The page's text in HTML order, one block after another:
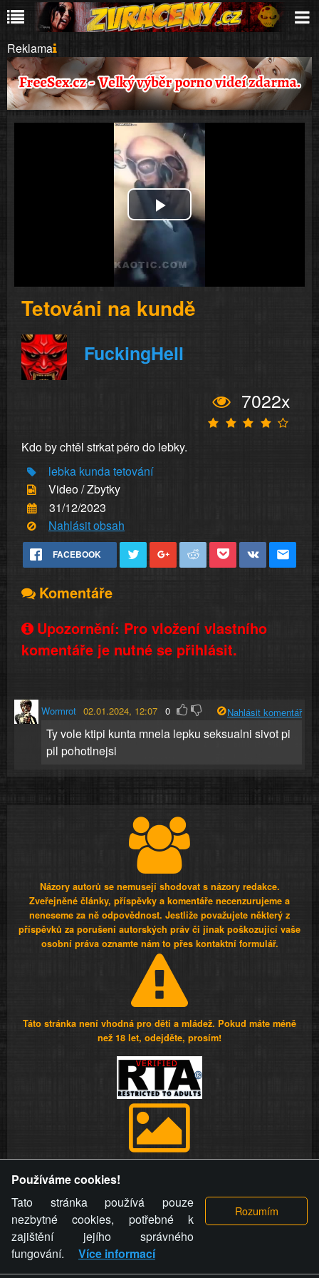
Reklama
Play
Video
Tetováni na kundě
FuckingHell
7022x
Kdo by chtěl strkat péro do lebky.
lebka kundatetování
Video / Zbytky
31/12/2023
Nahlásit obsah
FACEBOOK
Komentáře
Upozornění: Pro vložení vlastního
komentáře je nutné se přihlásit.
Wormrot 02.01.2024, 12:07 0 Nahlásit komentář
Ty vole ktipi kunta mnela lepku seksualni sivot pi
pil pohotlnejsi
Názory autorů se nemusejí shodovat s názory redakce.
Zveřejněné články, příspěvky a komentáře necenzurujeme a
neneseme za ně odpovědnost. Jestliže považujete některý z
příspěvků za porušení autorských práv či jinak poškozující vaše
osobní práva oznamte nám to přes kontaktní formulář.
Táto stránka není vhodná pro děti a mládež. Pokud máte méně
než 18 let, odejděte, prosím!
videa a komentáře. Osoba, které se toto opatření provozovatele
stránky týče, ani osoba, která umístila fotografii nebo video na
stránku, nemůže z důvodu odstranění fotografie, videa nebo
komentáře pro výše uvedenou okolnost uplatnit vůči
provozovateli stránky žádný nárok na náhradu škody nebo
nemajetkové újmy.
Používáme cookies!
Tato stránka používá pouze
nezbytné cookies, potřebné k
zajištění jejího správného
fungování.
Více informací